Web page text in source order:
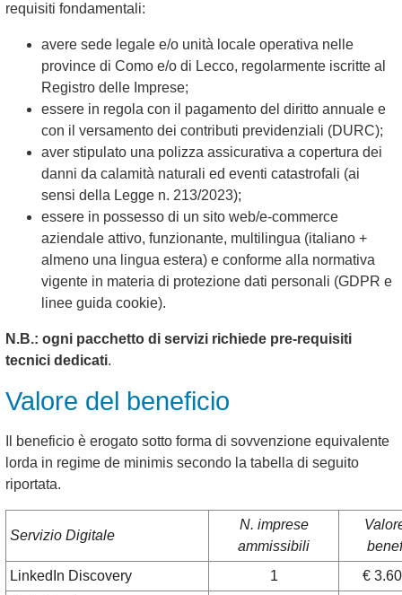
requisiti fondamentali:
avere sede legale e/o unità locale operativa nelle
province di Como e/o di Lecco, regolarmente iscritte al
Registro delle Imprese;
essere in regola con il pagamento del diritto annuale e
con il versamento dei contributi previdenziali (DURC);
aver stipulato una polizza assicurativa a copertura dei
danni da calamità naturali ed eventi catastrofali (ai
sensi della Legge n. 213/2023);
essere in possesso di un sito web/e-commerce
aziendale attivo, funzionante, multilingua (italiano +
almeno una lingua estera) e conforme alla normativa
vigente in materia di protezione dati personali (GDPR e
linee guida cookie).
N.B.: ogni pacchetto di servizi richiede pre-requisiti
tecnici dedicati.
Valore del beneficio
Il beneficio è erogato sotto forma di sovvenzione equivalente
lorda in regime de minimis secondo la tabella di seguito
riportata.
Servizio Digitale
N. imprese
ammissibili
LinkedIn Discovery
1
€